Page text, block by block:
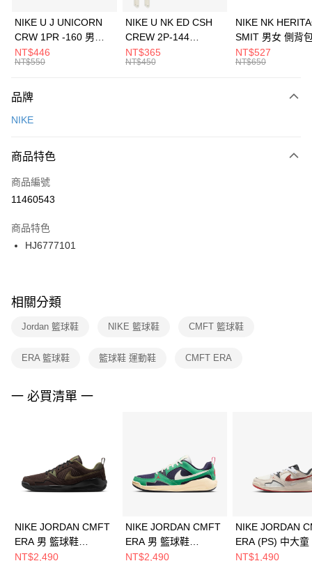
元大商業銀行
台灣樂天信用卡公司
全盈+PAY
AFTEE先享後付
【關於「AFTEE先享後付」】
便利好安心！
３．安心：先確認商品／服務後，再付款。
【「AFTEE先享後付」結帳流程】
１．於結帳方式選擇「AFTEE先享後付」後，將跳轉至「AFTEE先享後付」
２．訂單成立數日內，您將收到繳費通知簡訊。
３．收到繳費通知簡訊後14天內，點擊此簡訊中的連結，可透過四大超商／
ATM／網路銀行／等多元方式進行付款，方視為交易完成。
※ 交易是否成功請以「AFTEE先享後付 」之結帳頁面顯示為準，若有關於
是否繳費成功／繳費後需取消欲退款等相關疑問，請聯繫「AFTEE先享後付
客戶支援中心」https://netprotections.freshdesk.com/support/home
１．透過由恩沛科技股份有限公司提供之「AFTEE先享後付」服務完成之交
２．關於個人資料處理事宜，請瀏覽以下網址：
４．使用「AFTEE先享後付」時，將依據個別帳號之用戶狀況，依本公司即
時審查核予不同之上限額度；若仍有額度不足之情形，本公司將視審查結果
請求用戶進行身份認證。
運送方式
每筆NT$100，滿NT$1,500(含以上)免運費
宅配
每筆NT$100，滿NT$1,500(含以上)免運費
付款後門市自取
每筆NT$100，滿NT$1,500(含以上)免運費
NIKE U J UNICORN
CRW 1PR -160 男女
中統襪 FZ3393100
NT$446
NT$550
NIKE U NK ED CSH
CREW 2P-144
EMBRDY 男女 短統襪
FZ3073133
NT$365
NT$450
NIKE NK
SMIT 男女 側背
BA5871010
NT$527
NT$650
品牌
NIKE
商品特色
商品編號
11460543
商品特色
HJ6777101
相關分類
Jordan 籃球鞋 NIKE 籃球鞋 CMFT 籃球鞋
ERA 籃球鞋 籃球鞋 運動鞋 CMFT ERA
一 必買清單 一
NIKE JORDAN CMFT
ERA 男 籃球鞋
HJ6777200
NT$2,490
NIKE JORDAN CMFT
ERA 男 籃球鞋
HJ6777400
NT$2,490
NIKE JORDAN
ERA (PS) 中大童
鞋 HQ0507101
NT$1,490